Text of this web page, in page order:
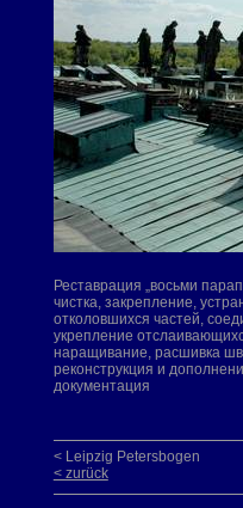
Реставрация „восьми
чистка, закрепление,
отколовшихся частей,
укрепление
наращивание, расшивка
реконструкция и
документация
< Leipzig Petersbogen
< zurück